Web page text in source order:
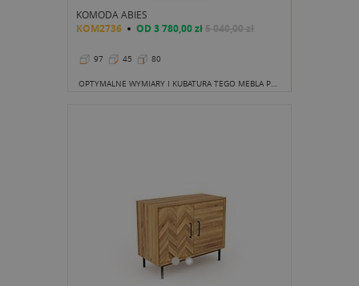
KOMODA ABIES
KOM2736 OD 3 780,00 zł5 040,00 zł
97 45 80
OPTYMALNE WYMIARY I KUBATURA TEGO MEBLA POZWALAJĄ BAWIĆ SIĘ ARANŻACJĄ TWOJEGO WNĘTRZA